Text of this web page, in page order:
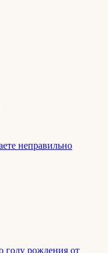
неправильно
году рождения от